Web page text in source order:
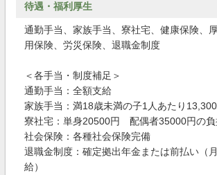
待遇・福利厚生
通勤手当、家族手当、寮社宅、健康保険、
用保険、労災保険、退職金制度
＜各手当・制度補足＞
通勤手当：全額支給
家族手当：満18歳未満の子1人あたり
寮社宅：単身20500円 配偶者35000円の負
社会保険：各種社会保険完備
退職金制度：確定拠出年金または前払い（
給）